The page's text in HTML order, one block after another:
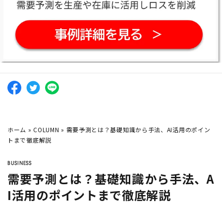
ホーム »COLUMN » 需要予測とは？基礎知識から手法、AI活用のポイン
トまで徹底解説
BUSINESS
需要予測とは？基礎知識から手法、A
I活用のポイントまで徹底解説